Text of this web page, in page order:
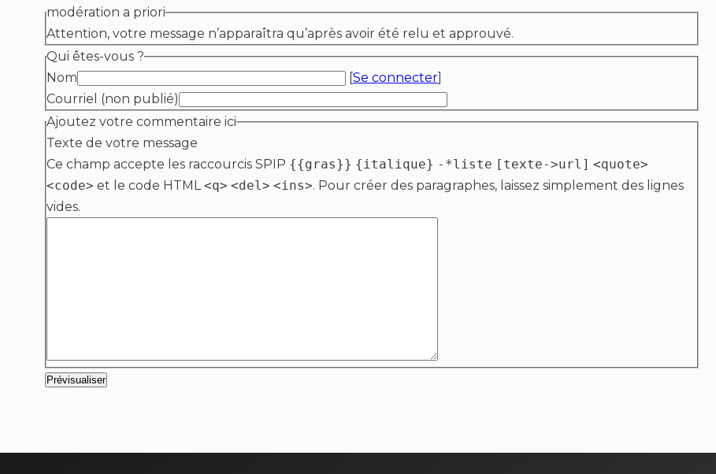
modération a priori
Attention, votre message n’apparaîtra qu’après avoir été relu et approuvé.
Qui êtes-vous ?
Nom
[Se connecter]
Courriel (non publié)
Ajoutez votre commentaire ici
Texte de votre message
Ce champ accepte les raccourcis SPIP {{gras}} {italique} -*liste [texte->url] <quote>
<code> et le code HTML<q> <del> <ins>. Pour créer des paragraphes, laissez simplement des lignes
vides.